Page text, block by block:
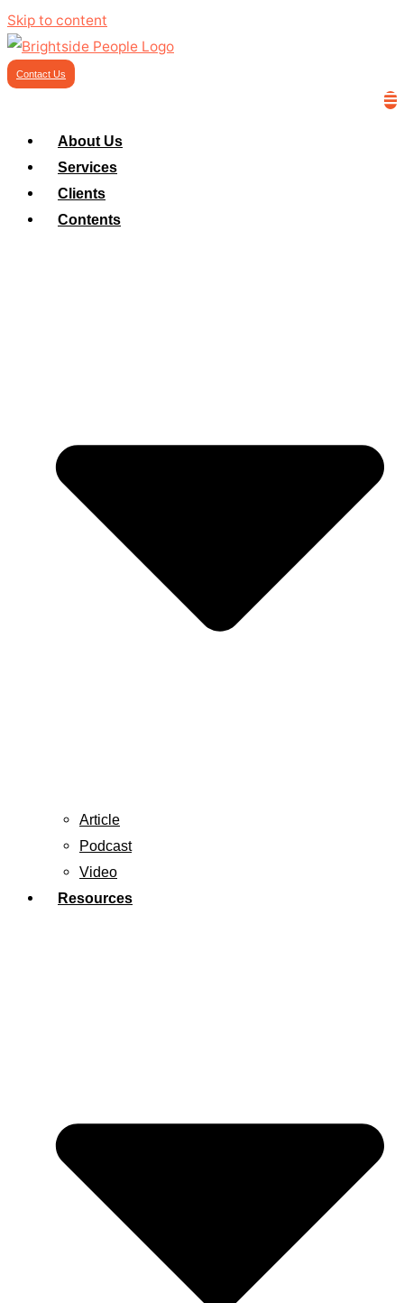
Skip to content
Contact Us
About Us
Services
Clients
Contents
Article
Podcast
Video
Resources